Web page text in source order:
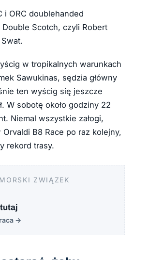
i ORC doublehanded
Double Scotch, czyli Robert
w tropikalnych warunkach
Sawukinas, sędzia główny
ten wyścig się jeszcze
W sobotę około godziny 22
Niemal wszystkie załogi,
Orvaldi B8 Race po raz kolejny,
rekord trasy.
ZWIĄZEK
→